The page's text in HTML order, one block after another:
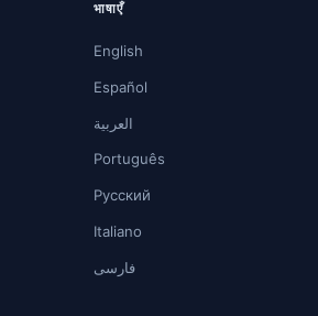
भाषाएँ
English
Español
العربية
Português
Русский
Italiano
فارسی